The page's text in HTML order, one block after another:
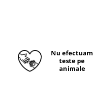
Nu efectuam
teste pe
animale